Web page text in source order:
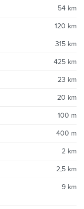
54 km
120 km
315 km
425 km
23 km
20 km
100 m
400 m
2 km
2,5 km
9 km